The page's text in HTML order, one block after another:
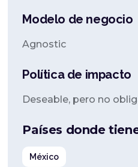
Modelo de negocio
Agnostic
Política de impacto
Deseable, pero no
Países donde
México